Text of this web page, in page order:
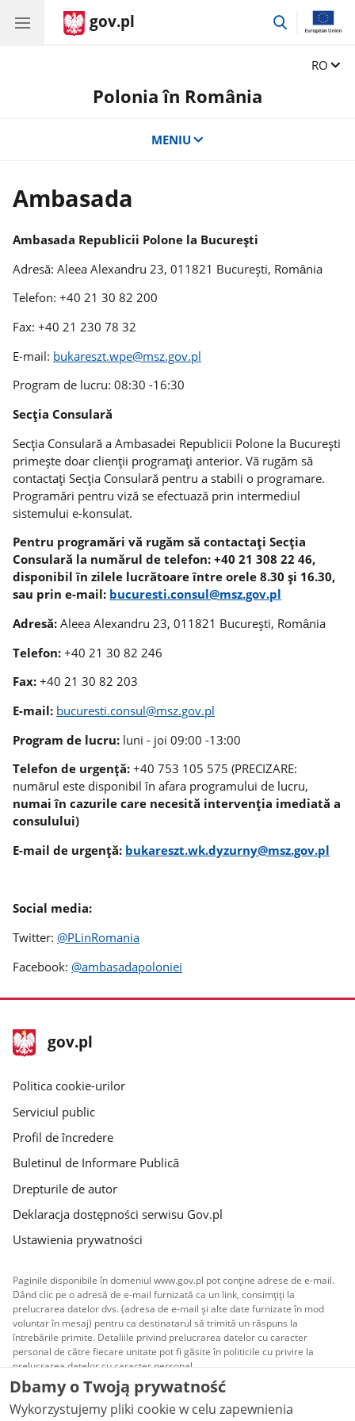
gov.pl
przejdź
Zmień
RO
Polonia în România
MENIU
Ambasada
Ambasada Republicii Polone la Bucureşti
Adresă: Aleea Alexandru 23, 011821 Bucureşti, Romȃnia
Telefon: +40 21 30 82 200
Fax: +40 21 230 78 32
E-mail: bukareszt.wpe@msz.gov.pl
Program de lucru: 08:30 -16:30
Secția Consulară
Secția Consulară a Ambasadei Republicii Polone la București
primeşte doar clienții programați anterior. Vă rugăm să
contactați Secția Consulară pentru a stabili o programare.
Programări pentru viză se efectuază prin intermediul
sistemului e-konsulat.
Pentru programări vă rugăm să contactați Secția
Consulară la numărul de telefon: +40 21 308 22 46,
disponibil în zilele lucrătoare între orele 8.30 și 16.30,
sau prin e-mail: bucuresti.consul@msz.gov.pl
Adresă: Aleea Alexandru 23, 011821 Bucureşti, Romȃnia
Telefon:+40 21 30 82 246
Fax:+40 21 30 82 203
E-mail: bucuresti.consul@msz.gov.pl
Program de lucru: luni - joi 09:00 -13:00
Telefon de urgență:+40 753 105 575 (PRECIZARE:
numărul este disponibil în afara programului de lucru,
numai în cazurile care necesită intervenția imediată a
consulului)
E-mail de urgență: bukareszt.wk.dyzurny@msz.gov.pl
Social media:
Twitter: @PLinRomania
Facebook: @ambasadapoloniei
stopka
gov.pl
Pagina
gov.pl
gov.pl
Politica cookie-urilor
Serviciul public
Profil de încredere
Buletinul de Informare Publică
Drepturile de autor
Deklaracja dostępności serwisu Gov.pl
Ustawienia prywatności
Paginile disponibile în domeniul www.gov.pl pot conține adrese de e-mail.
Dând clic pe o adresă de e-mail furnizată ca un link, consimțiți la
prelucrarea datelor dvs. (adresa de e-mail și alte date furnizate în mod
voluntar în mesaj) pentru ca destinatarul să trimită un răspuns la
întrebările primite. Detaliile privind prelucrarea datelor cu caracter
personal de către fiecare unitate pot fi găsite în politicile cu privire la
prelucrarea datelor cu caracter personal.
Toate conținuturile publicate pe site sunt puse la
dispoziție sub licențaCreative Commons Atribuire 3.0
Dbamy o Twoją prywatność
Wykorzystujemy pliki cookie w celu zapewnienia